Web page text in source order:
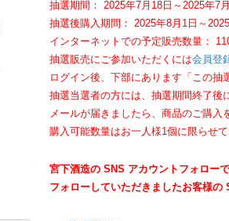
抽選期間： 2025年7月18日～2025年7
抽選後購入期間： 2025年8月1日～
インターネットでの予定販売数量：
抽選販売にご参加いただくには会員登
ログイン後、下部にあります「この抽
抽選当選者の方には、抽選期間終了後
メールが届きましたら、商品のご購入
購入可能数量はお一人様1個に限らせて
宮下酒造の SNS アカウントフォロー
フォローしていただきましたお客様の